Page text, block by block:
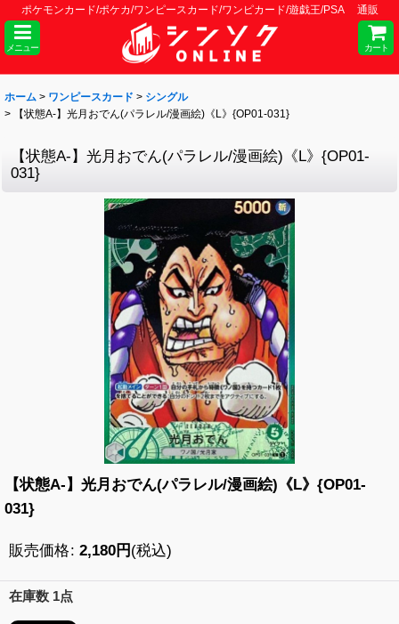
ポケモンカード/ポケカ/ワンピースカード/ワンピカード/遊戯王/PSA 通販
メニュー カート
ホーム > ワンピースカード > シングル
>
【状態A-】光月おでん(パラレル/漫画絵)《L》{OP01-031}
【状態A-】光月おでん(パラレル/漫画絵)《L》{OP01-
031}
【状態A-】光月おでん(パラレル/漫画絵)《L》{OP01-
031}
販売価格: 2,180円 (税込)
在庫数 1点